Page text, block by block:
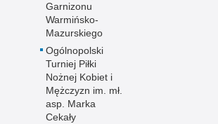
Garnizonu
Warmińsko-
Mazurskiego
Ogólnopolski
Turniej Piłki
Nożnej Kobiet i
Mężczyzn im. mł.
asp. Marka
Cekały